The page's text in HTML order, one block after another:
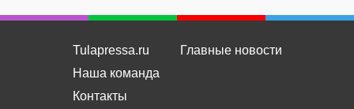
Tulapressa.ru
Наша команда
Контакты
Главные новости